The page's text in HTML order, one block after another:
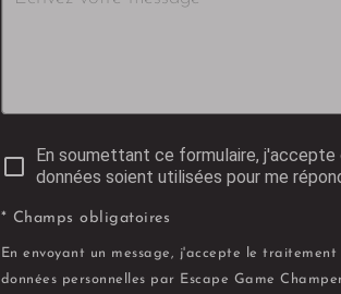
En soumettant ce formulaire, j'accepte
données soient utilisées pour me
* Champs obligatoires
En envoyant un message, j'accepte le traitement
données personnelles par Escape Game